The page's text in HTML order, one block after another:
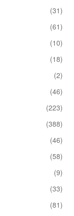
(31)
(61)
(10)
(18)
(2)
(46)
(223)
(388)
(46)
(58)
(9)
(33)
(81)